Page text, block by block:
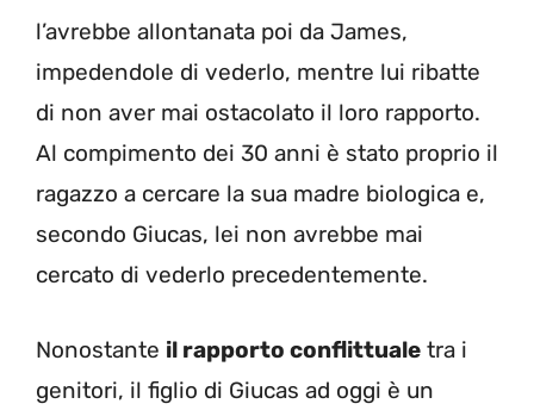
l’avrebbe allontanata poi da James,
impedendole di vederlo, mentre lui ribatte
di non aver mai ostacolato il loro rapporto.
Al compimento dei 30 anni è stato proprio il
ragazzo a cercare la sua madre biologica e,
secondo Giucas, lei non avrebbe mai
cercato di vederlo precedentemente.
Nonostante il rapporto conflittuale tra i
genitori, il figlio di Giucas ad oggi è un